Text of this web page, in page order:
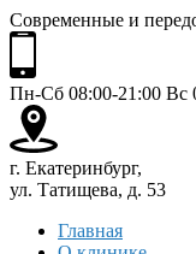
Современные и
Пн-Сб 08:00-21:00 Вс
г. Екатеринбург,
ул. Татищева, д. 53
Главная